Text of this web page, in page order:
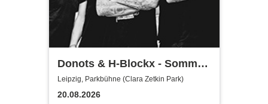
Donots & H-Blockx - Sommer
Shows 2026
Leipzig, Parkbühne (Clara Zetkin Park)
20.08.2026